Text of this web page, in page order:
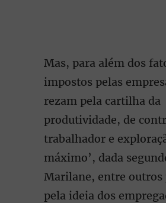
Mas, para além dos
impostos pelas
rezam pela cartilha da
produtividade, de
trabalhador e
máximo’, dada
Marilane, entre outros
pela ideia dos